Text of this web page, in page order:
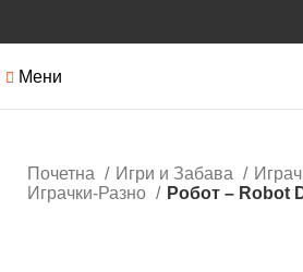
Мени
Почетна Игри и Забава
Играчки-Разно
Робот – Robot